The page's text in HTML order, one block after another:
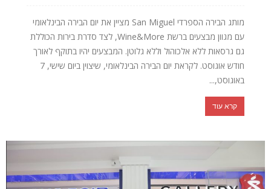
מותג הבירה הספרדי San Miguel מציין את יום הבירה הבינלאומי
עם מגוון מבצעים ברשת Wine&More, לצד סדרת בירות הכוללת
גם גרסאות ללא אלכוהול וללא גלוטן. המבצעים יהיו בתוקף לאורך
חודש אוגוסט. לקראת יום הבירה הבינלאומי, שיצוין ביום שישי, 7
באוגוסט,...
קרא עוד